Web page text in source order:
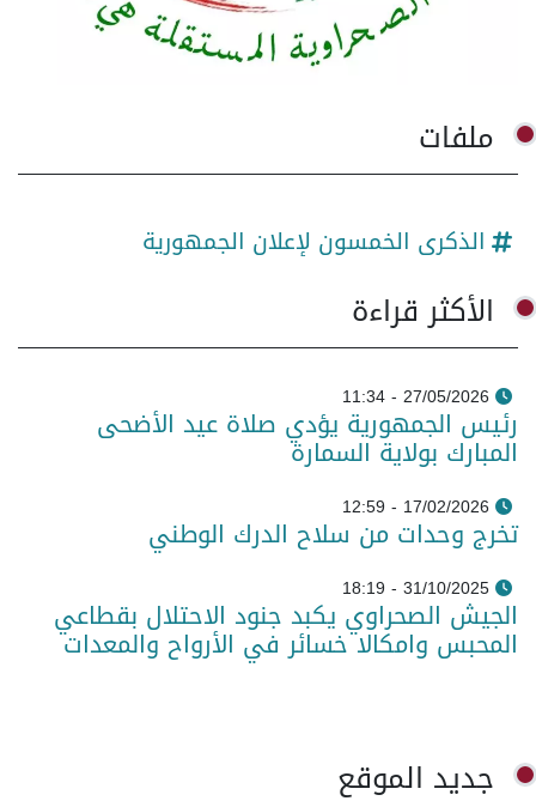
ملفات
الذكرى الخمسون لإعلان الجمهورية
الأكثر قراءة
27/05/2026 - 11:34
رئيس الجمهورية يؤدي صلاة عيد الأضحى
المبارك بولاية السمارة
17/02/2026 - 12:59
تخرج وحدات من سلاح الدرك الوطني
31/10/2025 - 18:19
الجيش الصحراوي يكبد جنود الاحتلال بقطاعي
المحبس وامكالا خسائر في الأرواح والمعدات
جديد الموقع